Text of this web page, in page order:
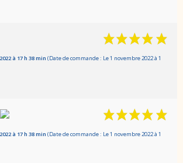
à 17 h 38 min (Date de commande : Le 1 novembre 2022 à 1
à 17 h 38 min (Date de commande : Le 1 novembre 2022 à 1